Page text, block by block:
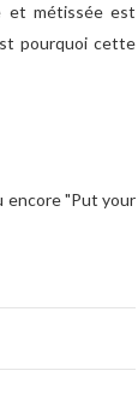
et métissée est
pourquoi cette
encore "Put your